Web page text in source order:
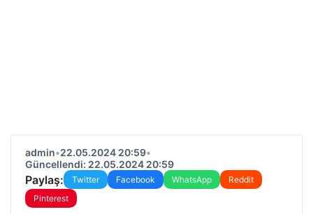
admin•22.05.2024 20:59•
Güncellendi: 22.05.2024 20:59
Paylaş: Twitter Facebook WhatsApp
Reddit
Pinterest